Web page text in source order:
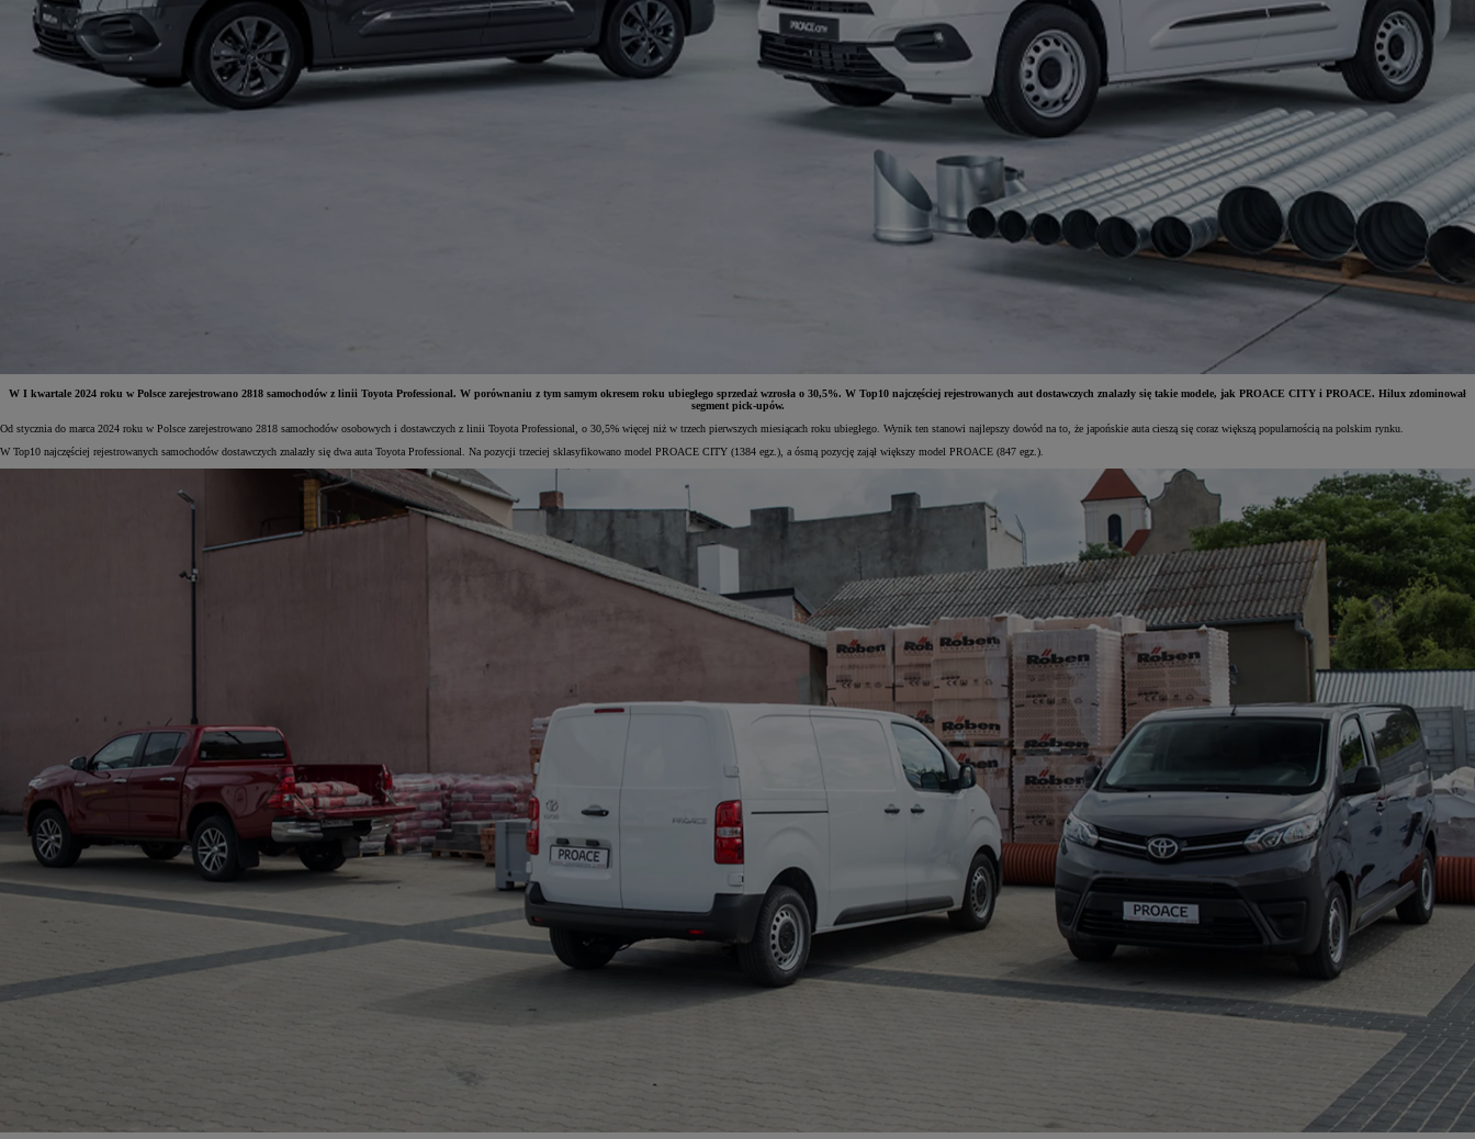
Yaris Cross
W I kwartale 2024 roku w Polsce zarejestrowano 2818 samochodów z linii Toyota Professional. W porównaniu z tym samym okresem roku ubiegłego sprzedaż wzrosła o 30,5%. W Top10 najczęściej rejestrowanych aut dostawczych znalazły się takie modele, jak PROACE CITY i PROACE. Hilux zdominował
segment pick-upów.
Od stycznia do marca 2024 roku w Polsce zarejestrowano 2818 samochodów osobowych i dostawczych z linii Toyota Professional, o 30,5% więcej niż w trzech pierwszych miesiącach roku ubiegłego. Wynik ten stanowi najlepszy dowód na to, że japońskie auta cieszą się coraz większą popularnością na polskim rynku.
W Top10 najczęściej rejestrowanych samochodów dostawczych znalazły się dwa auta Toyota Professional. Na pozycji trzeciej sklasyfikowano model PROACE CITY (1384 egz.), a ósmą pozycję zajął większy model PROACE (847 egz.).